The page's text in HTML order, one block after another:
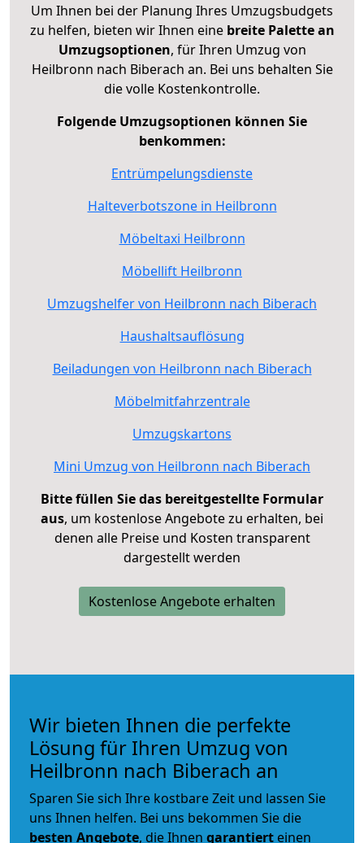
Um Ihnen bei der Planung Ihres Umzugsbudgets
zu helfen, bieten wir Ihnen eine breite Palette an
Umzugsoptionen, für Ihren Umzug von
Heilbronn nach Biberach an. Bei uns behalten Sie
die volle Kostenkontrolle.
Folgende Umzugsoptionen können Sie
benkommen:
Entrümpelungsdienste
Halteverbotszone in Heilbronn
Möbeltaxi Heilbronn
Möbellift Heilbronn
Umzugshelfer von Heilbronn nach Biberach
Haushaltsauflösung
Beiladungen von Heilbronn nach Biberach
Möbelmitfahrzentrale
Umzugskartons
Mini Umzug von Heilbronn nach Biberach
Bitte füllen Sie das bereitgestellte Formular
aus, um kostenlose Angebote zu erhalten, bei
denen alle Preise und Kosten transparent
dargestellt werden
Kostenlose Angebote erhalten
Wir bieten Ihnen die perfekte
Lösung für Ihren Umzug von
Heilbronn nach Biberach an
Sparen Sie sich Ihre kostbare Zeit und lassen Sie
uns Ihnen helfen. Bei uns bekommen Sie die
besten Angebote, die Ihnen garantiert einen